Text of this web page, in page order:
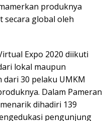
produknya
secara global oleh
Expo 2020 diikuti
lokal maupun
30 pelaku UMKM
Dalam Pameran
dihadiri 139
pengunjung